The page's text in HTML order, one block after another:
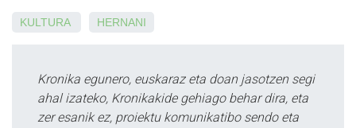
KULTURA HERNANI
Kronika egunero, euskaraz eta doan jasotzen segi
ahal izateko, Kronikakide gehiago behar dira, eta
zer esanik ez, proiektu komunikatibo sendo eta